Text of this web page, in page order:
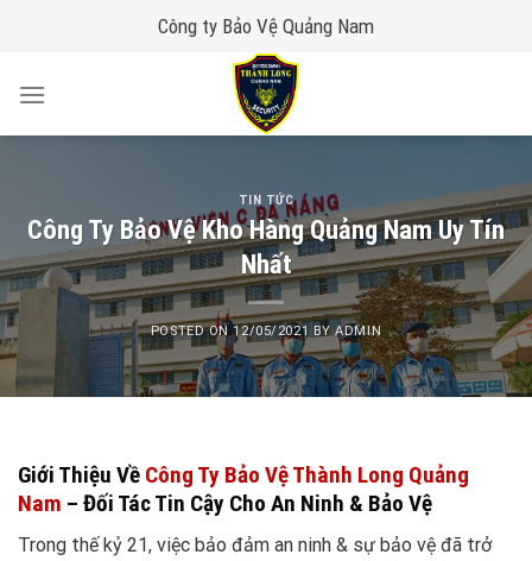
Công ty Bảo Vệ Quảng Nam
TIN TỨC
Công Ty Bảo Vệ Kho Hàng Quảng Nam Uy Tín
Nhất
POSTED ON12/05/2021 BYADMIN
Giới Thiệu Về Công Ty Bảo Vệ Thành Long Quảng
Nam – Đối Tác Tin Cậy Cho An Ninh & Bảo Vệ
Trong thế kỷ 21, việc bảo đảm an ninh & sự bảo vệ đã trở